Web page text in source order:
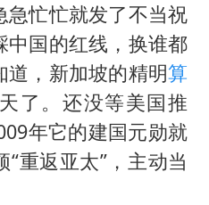
急忙忙就发了不当祝
中国的红线，换谁都
道，新加坡的精明算
了。还没等美国推
年它的建国元勋就
重返亚太”，主动当